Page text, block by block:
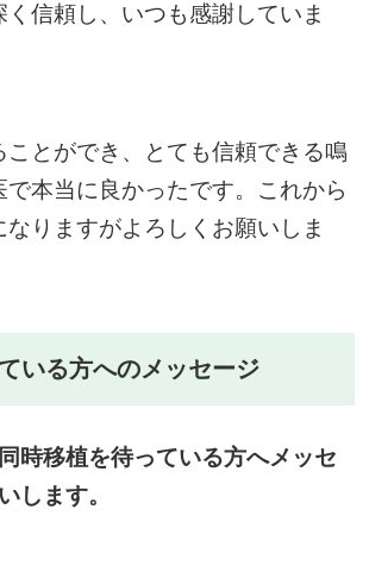
信頼し、いつも感謝していま
ことができ、とても信頼できる鳴
本当に良かったです。これから
なりますがよろしくお願いしま
いる方へのメッセージ
時移植を待っている方へメッセ
します。